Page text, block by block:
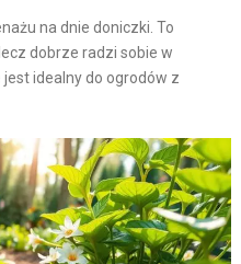
na dnie doniczki. To
dobrze radzi sobie w
jest idealny do ogrodów z